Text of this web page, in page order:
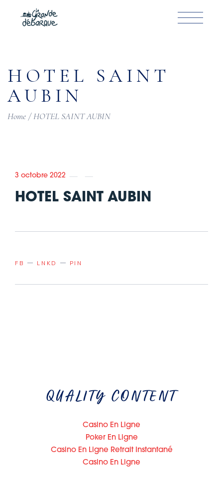
content
HOTEL SAINT
AUBIN
Home HOTEL SAINT AUBIN
3 octobre 2022
HOTEL SAINT AUBIN
FB LNKD PIN
QUALITY CONTENT
Casino En Ligne
Poker En Ligne
Casino En Ligne Retrait Instantané
Casino En Ligne